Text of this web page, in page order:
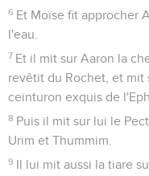
6 Et Moïse fit approcher
l'eau.
7 Et il mit sur Aaron la
revêtit du Rochet, et mit
ceinturon exquis de
8 Puis il mit sur lui le
Urim et Thummim.
9 Il lui mit aussi la tiare